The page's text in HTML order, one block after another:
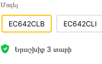
Մոդել
EC642CLB EC642CLI
Երաշխիք 3 տարի